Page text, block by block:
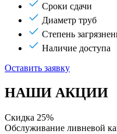
Сроки сдачи
Диаметр труб
Степень
Наличие доступа
Оставить заявку
НАШИ АКЦИИ
Скидка 25%
Обслуживание ливневой